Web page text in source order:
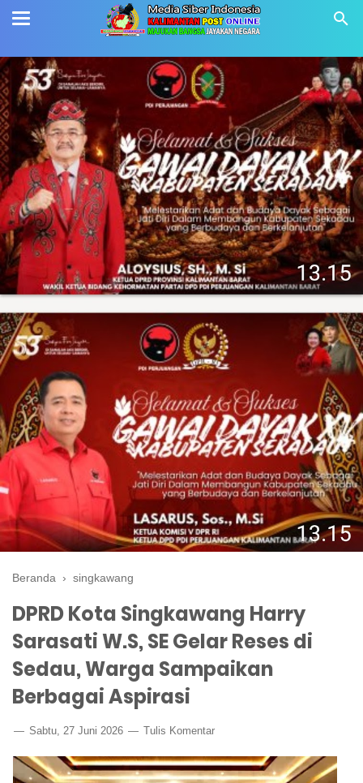
Beranda › singkawang
DPRD Kota Singkawang Harry
Sarasati W.S, SE Gelar Reses di
Sedau, Warga Sampaikan
Berbagai Aspirasi
Sabtu, 27 Juni 2026 Tulis Komentar